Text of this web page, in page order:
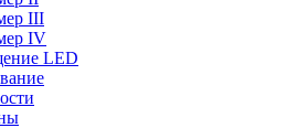
III
IV
LED